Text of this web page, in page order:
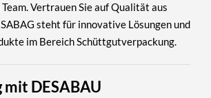
Vertrauen Sie auf Qualität aus
steht für innovative Lösungen und
im Bereich Schüttgutverpackung.
DESABAU